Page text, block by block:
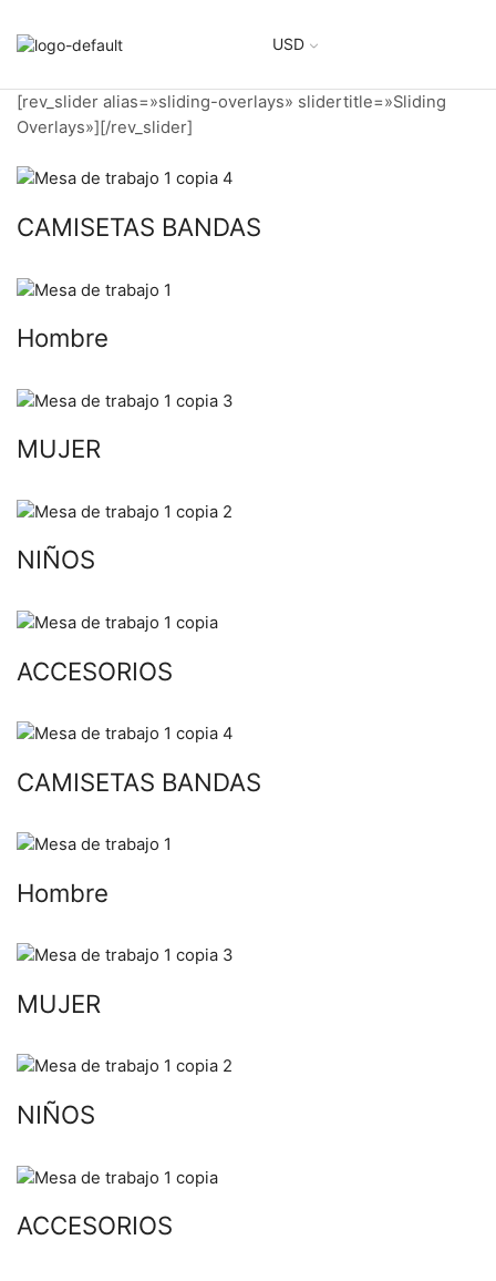
USD
[rev_slider alias=»sliding-overlays» slidertitle=»Sliding
Overlays»][/rev_slider]
CAMISETAS BANDAS
Hombre
MUJER
NIÑOS
ACCESORIOS
CAMISETAS BANDAS
Hombre
MUJER
NIÑOS
ACCESORIOS